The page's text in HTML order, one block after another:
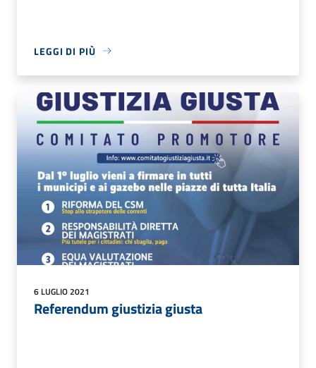
LEGGI DI PIÙ
6 LUGLIO 2021
Referendum giustizia giusta